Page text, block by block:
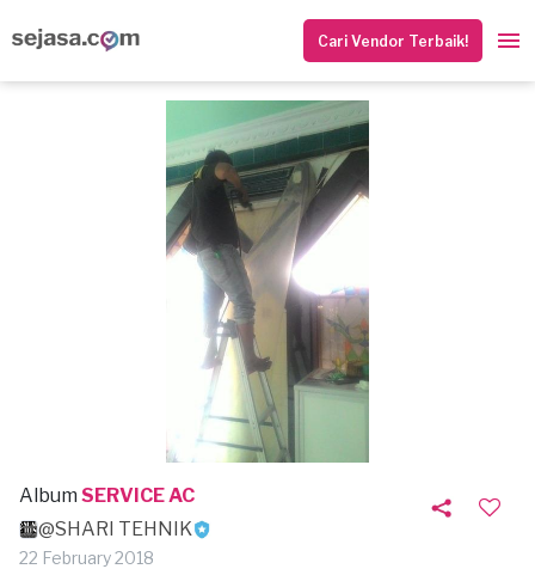
Cari Vendor Terbaik!
Album SERVICE AC
@SHARI TEHNIK
22 February 2018